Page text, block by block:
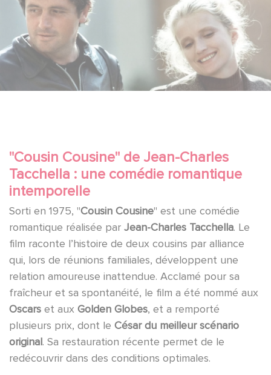
"Cousin Cousine" de Jean-Charles
Tacchella : une comédie romantique
intemporelle
Sorti en 1975, "Cousin Cousine" est une comédie
romantique réalisée par Jean-Charles Tacchella. Le
film raconte l’histoire de deux cousins par alliance
qui, lors de réunions familiales, développent une
relation amoureuse inattendue. Acclamé pour sa
fraîcheur et sa spontanéité, le film a été nommé aux
Oscars et aux Golden Globes, et a remporté
plusieurs prix, dont le César du meilleur scénario
original. Sa restauration récente permet de le
redécouvrir dans des conditions optimales.